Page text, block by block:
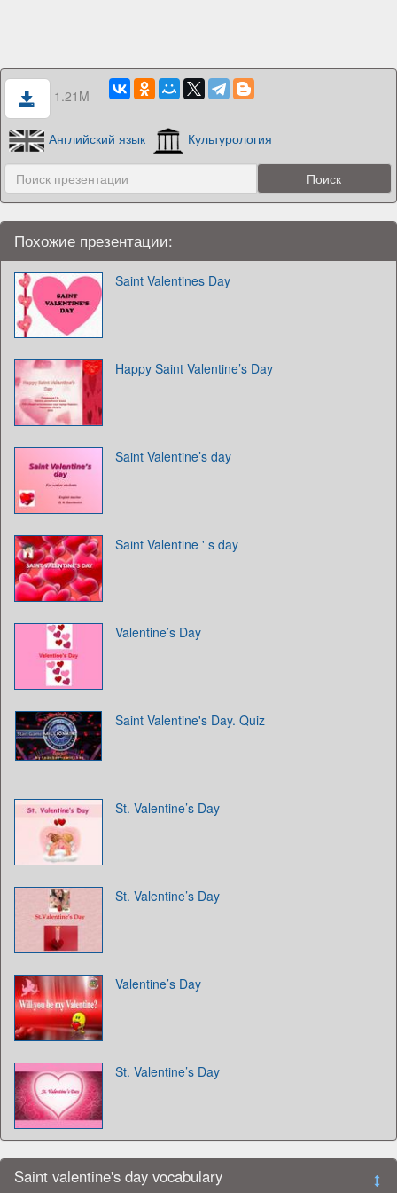
1.21M
Английский язык Культурология
Похожие презентации:
Saint Valentines Day
Happy Saint Valentine’s Day
Saint Valentine’s day
Saint Valentine ' s day
Valentine’s Day
Saint Valentine's Day. Quiz
St. Valentine’s Day
St. Valentine’s Day
Valentine’s Day
St. Valentine’s Day
Saint valentine's day vocabulary